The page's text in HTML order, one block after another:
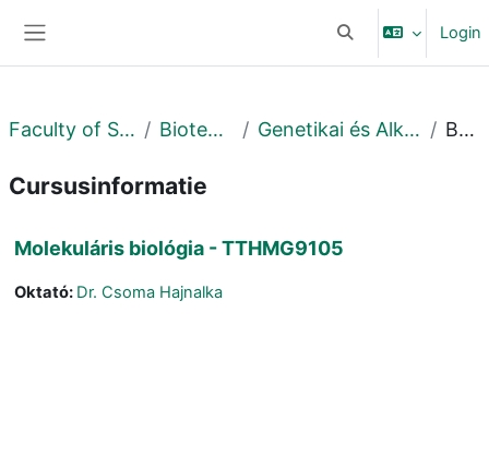
Schakel zoek invoer
Login
Faculty of Science and Technology Biotechnológiai Intézet Genetikai és Alkalmazott Mikrobiológiai Tanszék Beschrijving
Cursusinformatie
Molekuláris biológia - TTHMG9105
Oktató: Dr. Csoma Hajnalka